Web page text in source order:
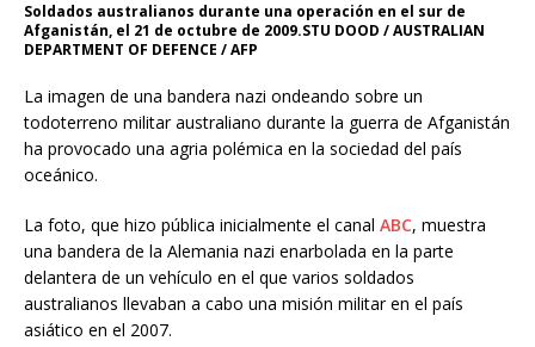
Soldados australianos durante una operación en el sur de
Afganistán, el 21 de octubre de 2009.STU DOOD / AUSTRALIAN
DEPARTMENT OF DEFENCE / AFP
La imagen de una bandera nazi ondeando sobre un
todoterreno militar australiano durante la guerra de Afganistán
ha provocado una agria polémica en la sociedad del país
oceánico.
La foto, que hizo pública inicialmente el canal ABC, muestra
una bandera de la Alemania nazi enarbolada en la parte
delantera de un vehículo en el que varios soldados
australianos llevaban a cabo una misión militar en el país
asiático en el 2007.